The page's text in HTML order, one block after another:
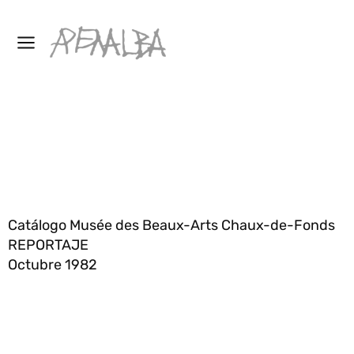
Catálogo Musée des Beaux-Arts Chaux-de-Fonds
REPORTAJE
Octubre 1982